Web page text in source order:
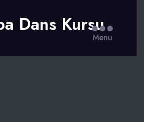
Dans Kursu
Menu